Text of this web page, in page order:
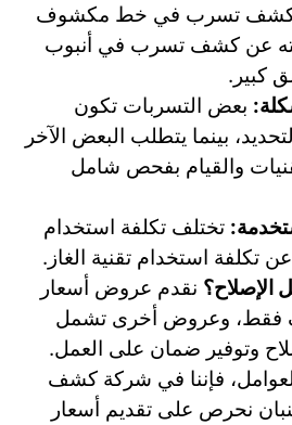
تسرب في خط مكشوف
عن كشف تسرب في أنبوب
كبير.
بعض التسربات تكون
بينما يتطلب البعض الآخر
والقيام بفحص شامل
تختلف تكلفة استخدام
تكلفة استخدام تقنية الغاز.
الإصلاح؟ نقدم عروض أسعار
فقط، وعروض أخرى تشمل
وتوفير ضمان على العمل.
فإننا في شركة كشف
نحرص على تقديم أسعار